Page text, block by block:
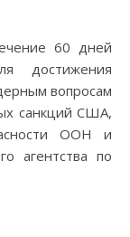
60 дней
достижения
вопросам
санкций США,
ООН и
агентства по